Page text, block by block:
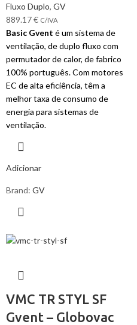
Fluxo Duplo, GV
889.17€ C/IVA
Basic Gvent é um sistema de
ventilação, de duplo fluxo com
permutador de calor, de fabrico
100% português. Com motores
EC de alta eficiência, têm a
melhor taxa de consumo de
energia para sistemas de
ventilação.
Adicionar
Brand: GV
VMC TR STYL SF
Gvent – Globovac